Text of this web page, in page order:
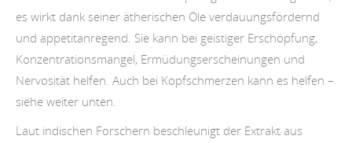
es wirkt dank seiner ätherischen Öle verdauungsfördernd
und appetitanregend. Sie kann bei geistiger Erschöpfung,
Konzentrationsmangel, Ermüdungserscheinungen und
Nervosität helfen. Auch bei Kopfschmerzen kann es helfen –
siehe weiter unten.
Laut indischen Forschern beschleunigt der Extrakt aus